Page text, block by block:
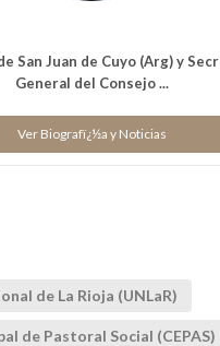
San Juan de Cuyo (Arg) y
General del Consejo ...
Ver Biografï¿½a y Noticias
de La Rioja (UNLaR)
de Pastoral Social (CEPAS)